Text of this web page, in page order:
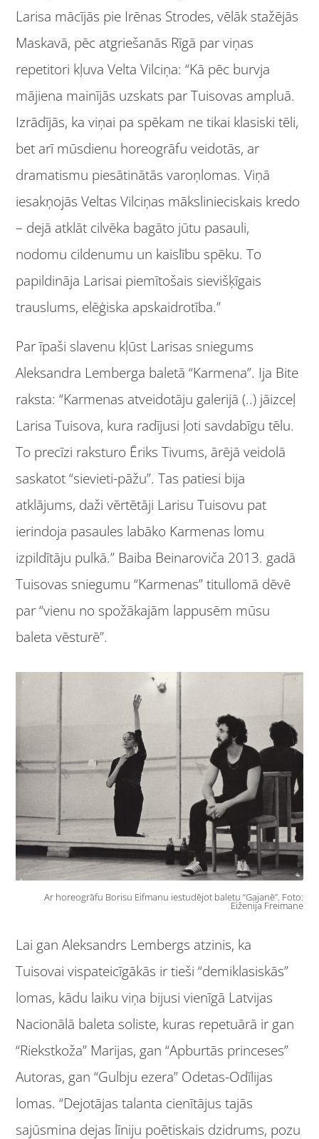
Larisa mācījās pie Irēnas Strodes, vēlāk stažējās
Maskavā, pēc atgriešanās Rīgā par viņas
repetitori kļuva Velta Vilciņa: “Kā pēc burvja
mājiena mainījās uzskats par Tuisovas ampluā.
Izrādījās, ka viņai pa spēkam ne tikai klasiski tēli,
bet arī mūsdienu horeogrāfu veidotās, ar
dramatismu piesātinātās varoņlomas. Viņā
iesakņojās Veltas Vilciņas mākslinieciskais kredo
– dejā atklāt cilvēka bagāto jūtu pasauli,
nodomu cildenumu un kaislību spēku. To
papildināja Larisai piemītošais sievišķīgais
trauslums, elēģiska apskaidrotība.”
Par īpaši slavenu kļūst Larisas sniegums
Aleksandra Lemberga baletā “Karmena”. Ija Bite
raksta: “Karmenas atveidotāju galerijā (..) jāizceļ
Larisa Tuisova, kura radījusi ļoti savdabīgu tēlu.
To precīzi raksturo Ēriks Tivums, ārējā veidolā
saskatot “sievieti-pāžu”. Tas patiesi bija
atklājums, daži vērtētāji Larisu Tuisovu pat
ierindoja pasaules labāko Karmenas lomu
izpildītāju pulkā.” Baiba Beinaroviča 2013. gadā
Tuisovas sniegumu “Karmenas” titullomā dēvē
par “vienu no spožākajām lappusēm mūsu
baleta vēsturē”.
Ar horeogrāfu Borisu Eifmanu iestudējot baletu “Gajanē”. Foto:
Eiženija Freimane
Lai gan Aleksandrs Lembergs atzinis, ka
Tuisovai vispateicīgākās ir tieši “demiklasiskās”
lomas, kādu laiku viņa bijusi vienīgā Latvijas
Nacionālā baleta soliste, kuras repetuārā ir gan
“Riekstkoža” Marijas, gan “Apburtās princeses”
Autoras, gan “Gulbju ezera” Odetas-Odīlijas
lomas. “Dejotājas talanta cienītājus tajās
sajūsmina dejas līniju poētiskais dzidrums, pozu